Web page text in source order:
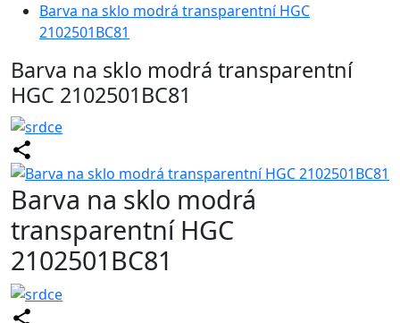
Barva na sklo modrá transparentní HGC
2102501BC81
Barva na sklo modrá transparentní
HGC 2102501BC81
Barva na sklo modrá
transparentní HGC
2102501BC81